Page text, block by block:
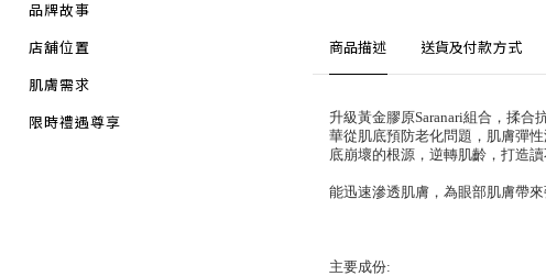
品牌故事
店舖位置
肌膚需求
限時禮遇尊享
商品描述 送貨及付款方式
升級黃金膠原Saranari組合，揉
華從肌底預防老化問題，肌膚彈
底崩壞的根源，逆轉肌齡，打造讀
能迅速滲透肌膚，為眼部肌膚帶
主要成份: